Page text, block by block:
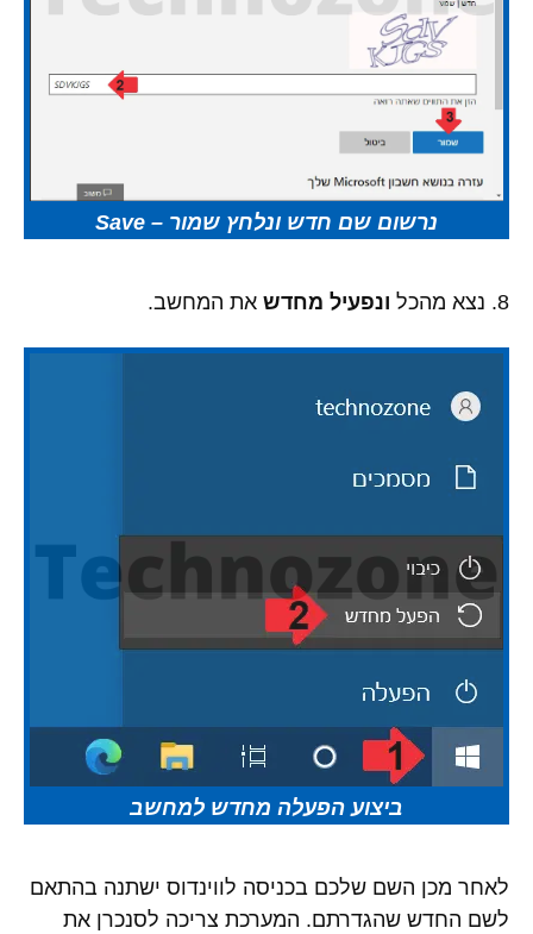
נרשום שם חדש ונלחץ שמור – Save
8. נצא מהכל ונפעיל מחדש את המחשב.
ביצוע הפעלה מחדש למחשב
לאחר מכן השם שלכם בכניסה לווינדוס ישתנה בהתאם
לשם החדש שהגדרתם. המערכת צריכה לסנכרן את